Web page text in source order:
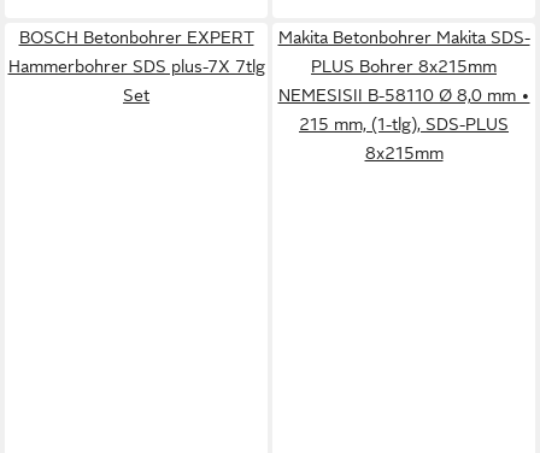
BOSCH Betonbohrer EXPERT
Hammerbohrer SDS plus-7X 7tlg
Set
Makita Betonbohrer Makita SDS-
PLUS Bohrer 8x215mm
NEMESISII B-58110 Ø 8,0 mm •
215 mm, (1-tlg), SDS-PLUS
8x215mm